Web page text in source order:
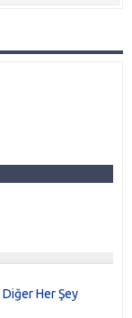
Diğer Her Şey